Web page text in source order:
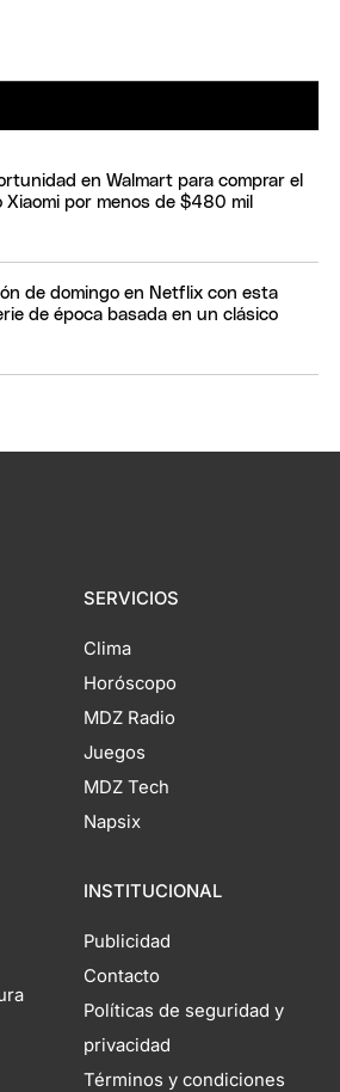
en Walmart para comprar el
Xiaomi por menos de $480 mil
de domingo en Netflix con esta
de época basada en un clásico
SERVICIOS
Clima
Horóscopo
MDZ Radio
Juegos
MDZ Tech
Napsix
INSTITUCIONAL
Publicidad
Contacto
Políticas de seguridad y
privacidad
Términos y condiciones